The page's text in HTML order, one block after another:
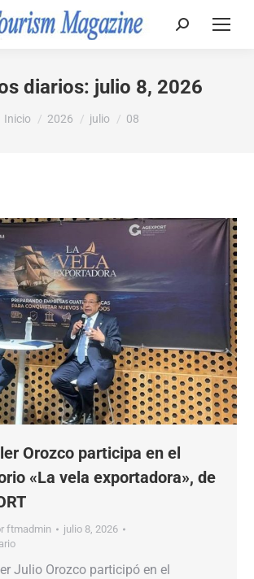
Buscar:
diarios: julio 8, 2026
Estás aquí:
Inicio 2026 julio 08
Orozco participa en el
«La vela exportadora», de
ftmadmin
julio 8, 2026
Julio Orozco participó en el